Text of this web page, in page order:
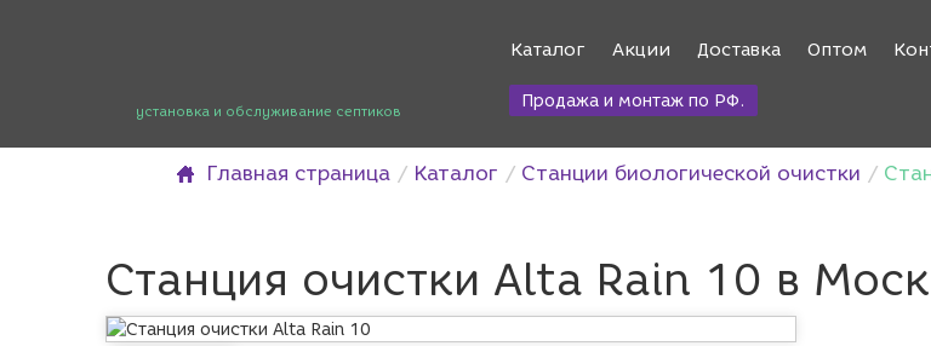
установка и обслуживание септиков
Каталог Акции Доставка Оптом
Продажа и монтаж по РФ.
Главная страница Каталог Станции биологической очистки
Станция очистки Alta Rain 10 в